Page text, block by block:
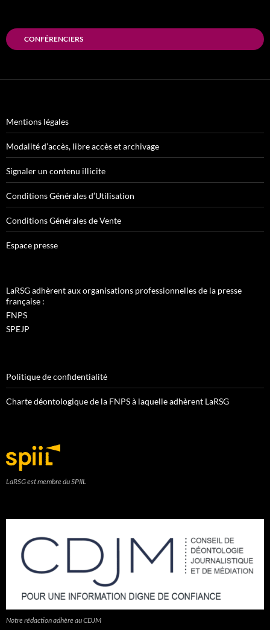
CONFÉRENCIERS
Mentions légales
Modalité d’accès, libre accès et archivage
Signaler un contenu illicite
Conditions Générales d’Utilisation
Conditions Générales de Vente
Espace presse
LaRSG adhèrent aux organisations professionnelles de la presse
française :
FNPS
SPEJP
Politique de confidentialité
Charte déontologique de la FNPS à laquelle adhèrent LaRSG
LaRSG est membre du SPIIL
Notre rédaction adhère au CDJM